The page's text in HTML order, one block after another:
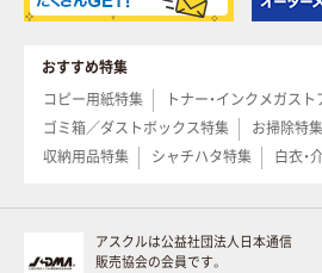
おすすめ特集
コピー用紙特集
トナー・インクメガスト
ゴミ箱／ダストボックス特集
お掃除特集
収納用品特集
シャチハタ特集 白衣・
アスクルは公益社団法人日本通信
販売協会の会員です。